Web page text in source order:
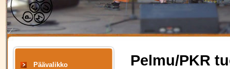
Päävalikko Pelmu/PKR